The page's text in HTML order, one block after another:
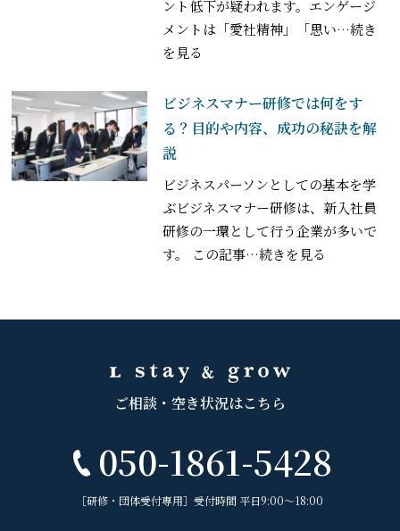
ント低下が疑われます。エンゲージ
メントは「愛社精神」「思い…続き
を見る
ビジネスマナー研修では何をす
る？目的や内容、成功の秘訣を解
説
ビジネスパーソンとしての基本を学
ぶビジネスマナー研修は、新入社員
研修の一環として行う企業が多いで
す。 この記事…続きを見る
ご相談・空き状況はこちら
050-1861-5428
［研修・団体受付専用］受付時間 平日9:00〜18:00